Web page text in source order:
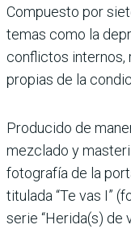
Compuesto por
temas como la
conflictos internos,
propias de la
Producido de
mezclado y
fotografía de la
titulada “Te vas I”
serie “Herida(s) de